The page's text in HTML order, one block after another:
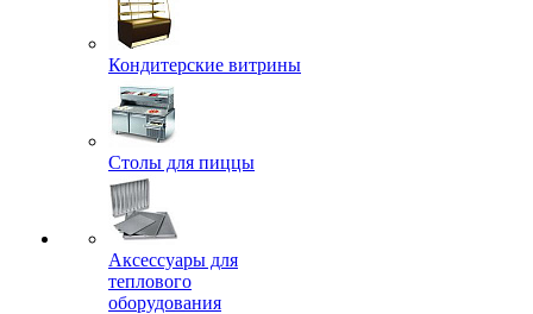
Кондитерские витрины
Столы для пиццы
Аксессуары для
теплового
оборудования